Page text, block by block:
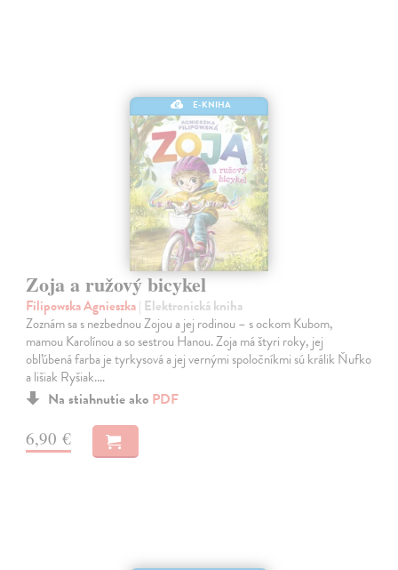
E-KNIHA
Zoja a ružový bicykel
Filipowska Agnieszka| Elektronická kniha
Zoznám sa s nezbednou Zojou a jej rodinou – s ockom Kubom,
mamou Karolínou a so sestrou Hanou. Zoja má štyri roky, jej
obľúbená farba je tyrkysová a jej vernými spoločníkmi sú králik Ňufko
a lišiak Ryšiak.…
Na stiahnutie ako PDF
6,90 €